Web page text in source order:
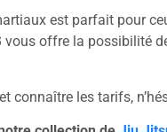
est parfait pour
offre la possibilité
connaître les tarifs,